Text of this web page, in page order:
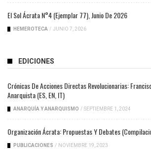
El Sol Ácrata N°4 (ejemplar 77), Junio De 2026
HEMEROTECA / JUNIO 7, 2026
EDICIONES
Crónicas De Acciones Directas Revolucionarias:
Anarquista (ES, EN, IT)
ANARQUÍA Y ANARQUISMO / SEPTIEMBRE 1, 2024
Organización Ácrata: Propuestas Y Debates
PUBLICACIONES / NOVIEMBRE 19, 2023